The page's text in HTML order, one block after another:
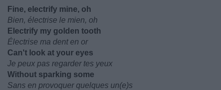
Fine, electrify mine, oh
Bien, électrise le mien, oh
Electrify my golden tooth
Électrise ma dent en or
Can't look at your eyes
Je peux pas regarder tes yeux
Without sparking some
Sans en provoquer quelques un(e)s